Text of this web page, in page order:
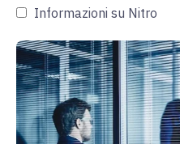
Informazioni su Nitro